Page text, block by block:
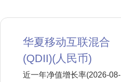
华夏移动互联混合
(QDII)(人民币)
近一年净值增长率(2026-08-